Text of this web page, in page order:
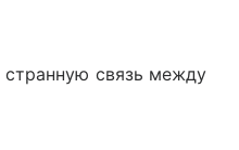
странную связь между